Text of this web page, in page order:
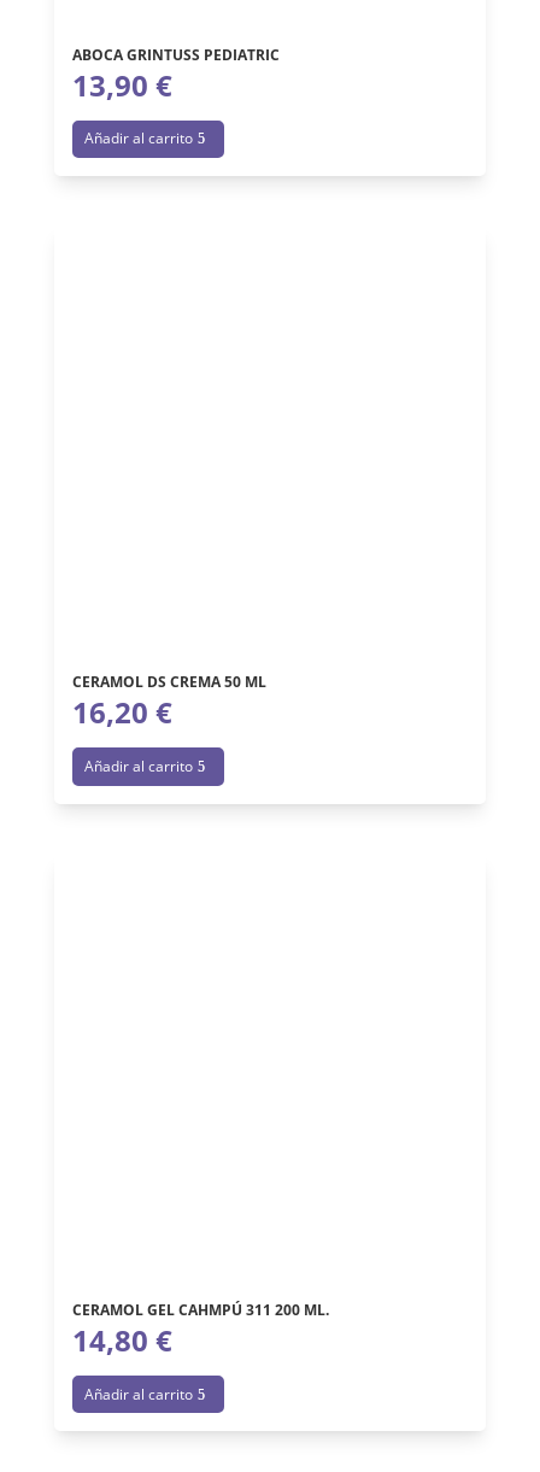
ABOCA GRINTUSS PEDIATRIC
13,90 €
Añadir al carrito
CERAMOL DS CREMA 50 ML
16,20 €
Añadir al carrito
CERAMOL GEL CAHMPÚ 311 200 ML.
14,80 €
Añadir al carrito